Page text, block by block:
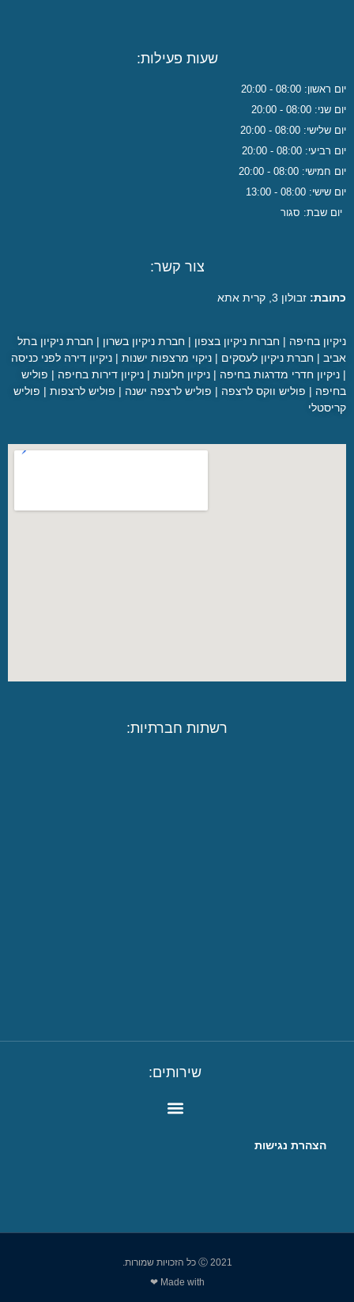
שעות פעילות:
יום ראשון: 08:00 - 20:00
יום שני: 08:00 - 20:00
יום שלישי: 08:00 - 20:00
יום רביעי: 08:00 - 20:00
יום חמישי: 08:00 - 20:00
יום שישי: 08:00 - 13:00
יום שבת: סגור
צור קשר:
כתובת: זבולון 3, קרית אתא
ניקיון בחיפה | חברות ניקיון בצפון | חברת ניקיון בשרון | חברת ניקיון בתל
אביב | חברת ניקיון לעסקים | ניקוי מרצפות ישנות | ניקיון דירה לפני כניסה
| ניקיון חדרי מדרגות בחיפה | ניקיון חלונות | ניקיון דירות בחיפה | פוליש
בחיפה | פוליש ווקס לרצפה | פוליש לרצפה ישנה | פוליש לרצפות | פוליש
קריסטלי
רשתות חברתיות:
שירותים:
הצהרת נגישות
Ⓒ 2021 כל הזכויות שמורות.
Made with ❤